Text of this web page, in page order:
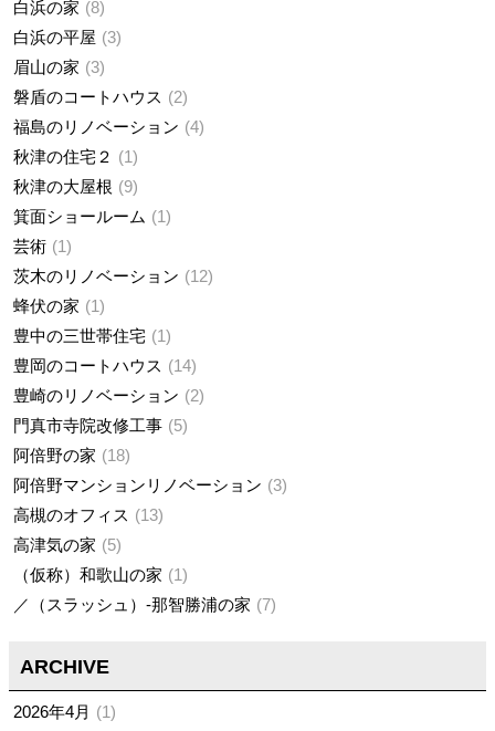
白浜の家
8
白浜の平屋
3
眉山の家
3
磐盾のコートハウス
2
福島のリノベーション
4
秋津の住宅２
1
秋津の大屋根
9
箕面ショールーム
1
芸術
1
茨木のリノベーション
12
蜂伏の家
1
豊中の三世帯住宅
1
豊岡のコートハウス
14
豊崎のリノベーション
2
門真市寺院改修工事
5
阿倍野の家
18
阿倍野マンションリノベーション
3
高槻のオフィス
13
高津気の家
5
（仮称）和歌山の家
1
／（スラッシュ）-那智勝浦の家
7
ARCHIVE
2026年4月
1